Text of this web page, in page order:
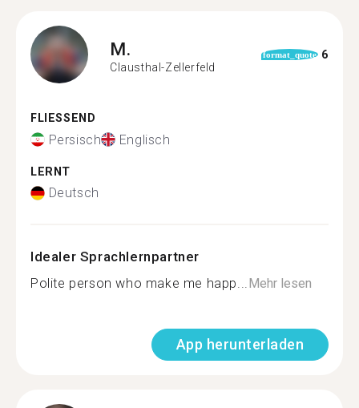
M.
Clausthal-Zellerfeld
format_quote 6
FLIESSEND
Persisch Englisch
LERNT
Deutsch
Idealer Sprachlernpartner
Polite person who make me happ...Mehr lesen
App herunterladen